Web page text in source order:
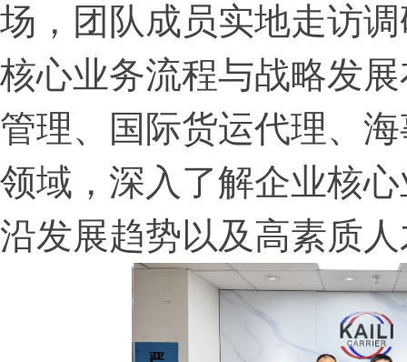
场，团队成员实地走访
核心业务流程与战略发
管理、国际货运代理、
领域，深入了解企业核
沿发展趋势以及高素质